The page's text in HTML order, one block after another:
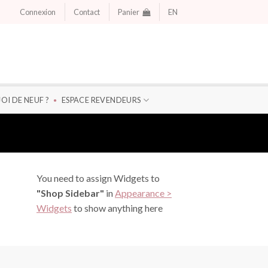
Connexion Contact Panier EN
DE NEUF ? ESPACE REVENDEURS
You need to assign Widgets to
"Shop Sidebar" inAppearance >
Widgets to show anything here